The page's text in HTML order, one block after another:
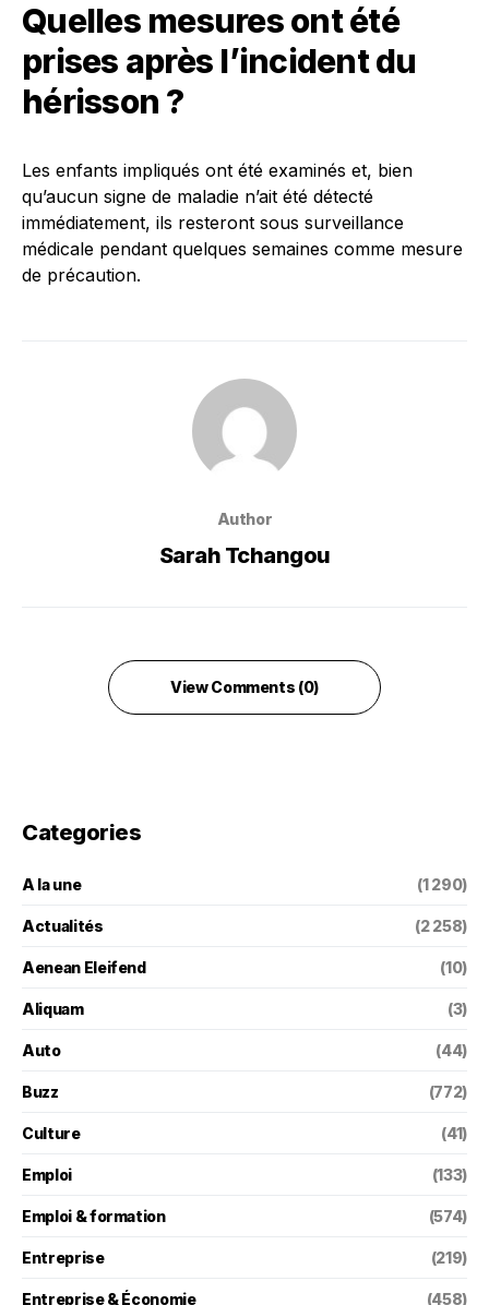
Quelles mesures ont été
prises après l’incident du
hérisson ?
Les enfants impliqués ont été examinés et, bien
qu’aucun signe de maladie n’ait été détecté
immédiatement, ils resteront sous surveillance
médicale pendant quelques semaines comme mesure
de précaution.
Author
Sarah Tchangou
View Comments (0)
Categories
A la une (1 290)
Actualités (2 258)
Aenean Eleifend (10)
Aliquam (3)
Auto (44)
Buzz (772)
Culture (41)
Emploi (133)
Emploi & formation (574)
Entreprise (219)
Entreprise & Économie (458)